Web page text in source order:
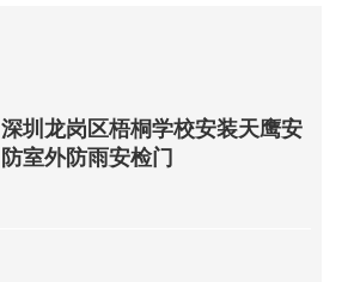
深圳龙岗区梧桐学校安装天鹰安
防室外防雨安检门